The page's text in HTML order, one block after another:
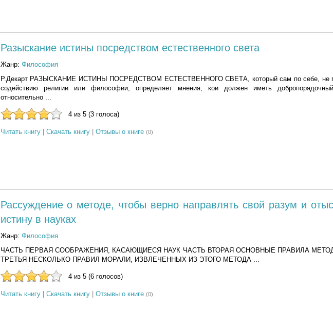
Разыскание истины посредством естественного света
Жанр: Философия
Р.Декарт РАЗЫСКАНИЕ ИСТИНЫ ПОСРЕДСТВОМ ЕСТЕСТВЕННОГО СВЕТА, который сам по себе, не
содействию религии или философии, определяет мнения, кои должен иметь
относительно ...
4 из 5 (3 голоса)
Читать книгу| Скачать книгу| Отзывы о книге (0)
Рассуждение о методе, чтобы верно направлять свой разум и
истину в науках
Жанр: Философия
ЧАСТЬ ПЕРВАЯ СООБРАЖЕНИЯ, КАСАЮЩИЕСЯ НАУК ЧАСТЬ ВТОРАЯ ОСНОВНЫЕ ПРАВИЛА
ТРЕТЬЯ НЕСКОЛЬКО ПРАВИЛ МОРАЛИ, ИЗВЛЕЧЕННЫХ ИЗ ЭТОГО МЕТОДА ...
4 из 5 (6 голосов)
Читать книгу| Скачать книгу| Отзывы о книге (0)